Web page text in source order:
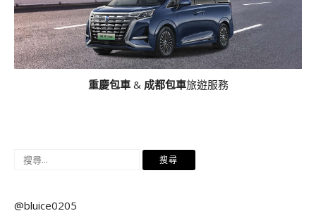
重慶包車& 成都包車旅遊服務
搜
鍵
@bluice0205